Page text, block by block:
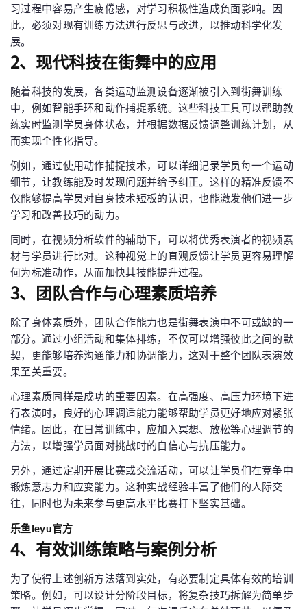
习过程中容易产生疲倦感，对学习积极性造成负面影响。因
此，必须对现有训练方法进行反思与改进，以推动科学化发
展。
2、现代科技在街舞中的应用
随着科技的发展，各类运动监测设备逐渐被引入到街舞训练
中，例如智能手环和动作捕捉系统。这些科技工具可以帮助教
练实时监测学员身体状态，并根据数据反馈调整训练计划，从
而实现个性化指导。
例如，通过使用动作捕捉技术，可以详细记录学员每一个运动
细节，让教练能及时发现问题并给予纠正。这样的精准反馈不
仅能够提高学员对自身技术短板的认识，也能激发他们进一步
学习和改善技巧的动力。
同时，在视频分析软件的辅助下，可以将优秀表演者的视频素
材与学员进行比对。这种视觉上的直观反馈让学员更容易理解
何为标准动作，从而加快其技能提升过程。
3、团队合作与心理素质培养
除了身体素质外，团队合作能力也是街舞表演中不可或缺的一
部分。通过小组活动和集体排练，不仅可以增强彼此之间的默
契，更能够培养沟通能力和协调能力，这对于整个团队表演效
果至关重要。
心理素质同样是成功的重要因素。在高强度、高压力环境下进
行表演时，良好的心理调适能力能够帮助学员更好地应对紧张
情绪。因此，在日常训练中，应加入冥想、放松等心理调节的
方法，以增强学员面对挑战时的自信心与抗压能力。
另外，通过定期开展比赛或交流活动，可以让学员们在竞争中
锻炼意志力和应变能力。这种实战经验丰富了他们的人际交
往，同时也为未来参与更高水平比赛打下坚实基础。
乐鱼leyu官方
4、有效训练策略与案例分析
为了使得上述创新方法落到实处，有必要制定具体有效的培训
策略。例如，可以设计分阶段目标，将复杂技巧拆解为简单步